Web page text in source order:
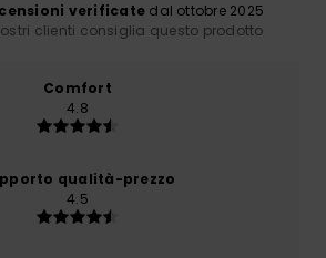
verificate dal ottobre 2025
clienti consiglia questo prodotto
Comfort
4.8
qualità-prezzo
4.5